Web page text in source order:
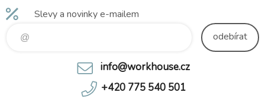
Slevy a novinky e-mailem
odebírat
info@workhouse.cz
+420 775 540 501